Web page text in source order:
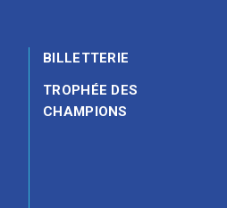
BILLETTERIE
TROPHÉE DES
CHAMPIONS